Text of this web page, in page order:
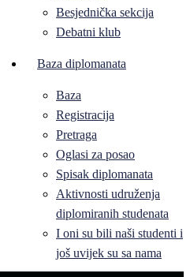
Besjednička sekcija
Debatni klub
Baza diplomanata
Baza
Registracija
Pretraga
Oglasi za posao
Spisak diplomanata
Aktivnosti udruženja
diplomiranih studenata
I oni su bili naši studenti i
još uvijek su sa nama